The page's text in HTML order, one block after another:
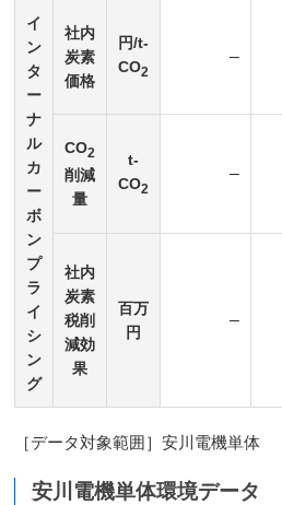
イ
ン
タ
ー
ナ
ル
カ
ー
ボ
ン
プ
ラ
イ
シ
ン
グ
社内
炭素
価格
円/t-
CO2
–
CO2
削減
量
t-
CO2
–
社内
炭素
税削
減効
果
百万
円
–
［データ対象範囲］安川電機単体
安川電機単体環境データ